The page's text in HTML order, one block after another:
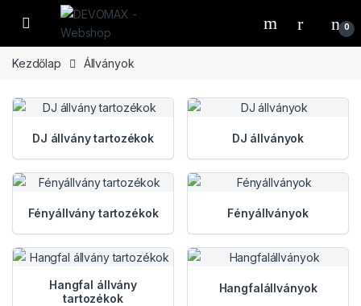
Ugrás a navigációhoz
Ugrás a tartalomhoz
Open 0
Kezdőlap Állványok
DJ állvány tartozékok DJ állványok
Fényállvány tartozékok Fényállványok
Hangfal állvány
tartozékok
Hangfalállványok